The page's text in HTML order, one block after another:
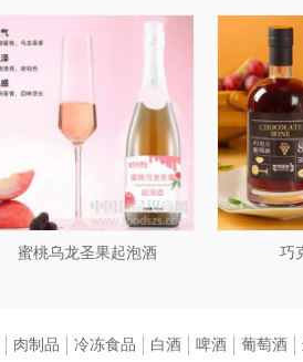
蜜桃乌龙圣果起泡酒 巧
肉制品 冷冻食品 白酒 啤酒 葡萄酒